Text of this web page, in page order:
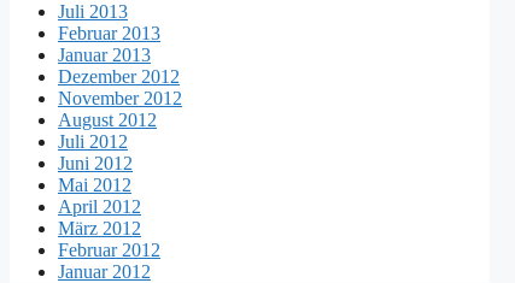
Juli 2013
Februar 2013
Januar 2013
Dezember 2012
November 2012
August 2012
Juli 2012
Juni 2012
Mai 2012
April 2012
März 2012
Februar 2012
Januar 2012